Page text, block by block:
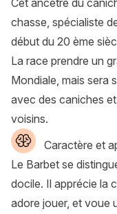
chasse, spécialiste
début du 20 ème
La race prendre un
Mondiale, mais sera
avec des caniches
voisins.
Caractère et
Le Barbet se
docile. Il apprécie la
adore jouer, et voue